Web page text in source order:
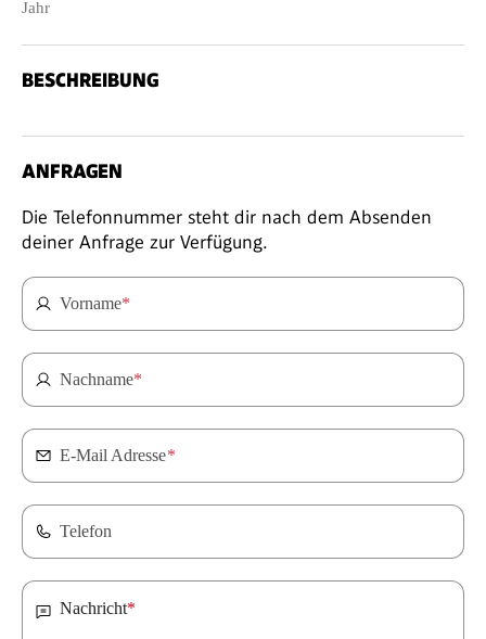
Jahr
BESCHREIBUNG
ANFRAGEN
Die Telefonnummer steht dir nach dem Absenden
deiner Anfrage zur Verfügung.
Vorname*
Nachname*
E-Mail Adresse*
Telefon
Nachricht*